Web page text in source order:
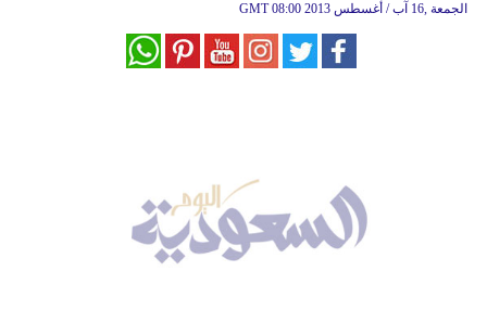
GMT 08:00 2013 الجمعة ,16 آب / أغسطس